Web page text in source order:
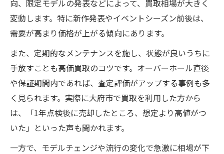
向、限定モデルの発表などによって、買取相場が大きく
変動します。特に新作発表やイベントシーズン前後は、
需要が高まり価格が上がる傾向にあります。
また、定期的なメンテナンスを施し、状態が良いうちに
手放すことも高価買取のコツです。オーバーホール直後
や保証期間内であれば、査定評価がアップする事例も多
く見られます。実際に大府市で買取を利用した方から
は、「1年点検後に売却したところ、想定より高値がつ
いた」といった声も聞かれます。
一方で、モデルチェンジや流行の変化で急激に相場が下